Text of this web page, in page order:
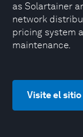
as Solartainer
network
pricing system
maintenance.
Visite el